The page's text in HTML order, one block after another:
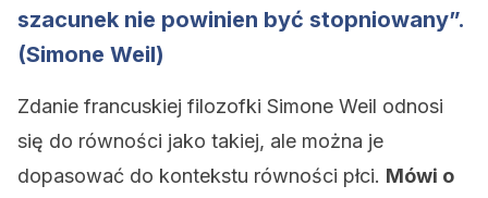
szacunek nie powinien być stopniowany”.
(Simone Weil)
Zdanie francuskiej filozofki Simone Weil odnosi
się do równości jako takiej, ale można je
dopasować do kontekstu równości płci. Mówi o